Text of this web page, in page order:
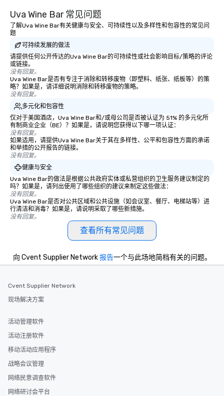
Uva Wine Bar 常见问题
了解Uva Wine Bar有关健康与安全、可持续性以及多样性和包容性的常见问
题
可持续发展的做法
请提供任何公开传达的Uva Wine Bar的可持续性或社会影响目标/策略的评论
或链接。
没有回复。
Uva Wine Bar是否有专注于消除和转移废物（即塑料、纸张、纸板等）的策
略？如果是，请详细说明消除和转移废物的策略。
没有回复。
多元化和包容性
仅对于美国酒店，Uva Wine Bar和/或母公司是否被认证为 51% 的多元化所
有制商业企业（BE）？如果是，请说明您获得以下哪一项认证：
没有回复。
如果适用，请提供Uva Wine Bar关于其在多样性、公平和包容性方面的承诺
和举措的公开报告的链接。
没有回复。
健康与安全
Uva Wine Bar的做法是根据公共政府实体或私营组织的卫生服务建议制定的
吗？如果是，请列出使用了哪些组织的建议来制定这些做法：
没有回复。
Uva Wine Bar是否对公共区域和公共设施（如会议室、餐厅、电梯站等）进
行清洁和消毒？如果是，请说明采取了哪些新措施。
没有回复。
查看所有常见问题
向 Cvent Supplier Network报告一个与此场地简档有关的问题。
Cvent Supplier Network
现场解决方案
活动管理软件
活动注册软件
移动活动应用程序
战略会议管理
网络民意调查软件
网络研讨会平台